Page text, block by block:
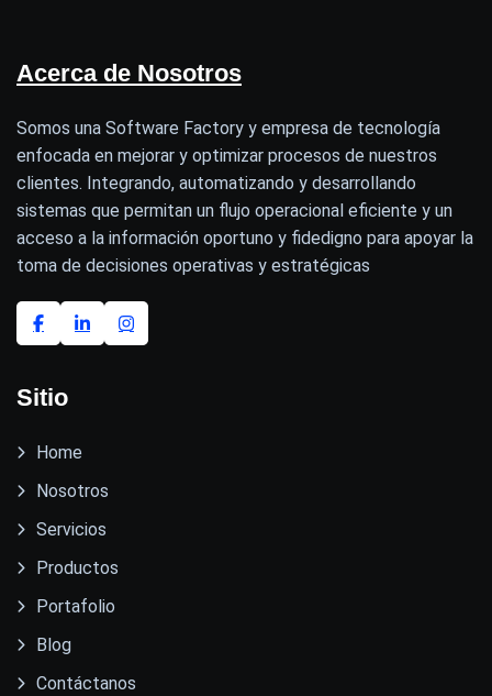
Acerca de Nosotros
Somos una Software Factory y empresa de tecnología
enfocada en mejorar y optimizar procesos de nuestros
clientes. Integrando, automatizando y desarrollando
sistemas que permitan un flujo operacional eficiente y un
acceso a la información oportuno y fidedigno para apoyar la
toma de decisiones operativas y estratégicas
Sitio
Home
Nosotros
Servicios
Productos
Portafolio
Blog
Contáctanos